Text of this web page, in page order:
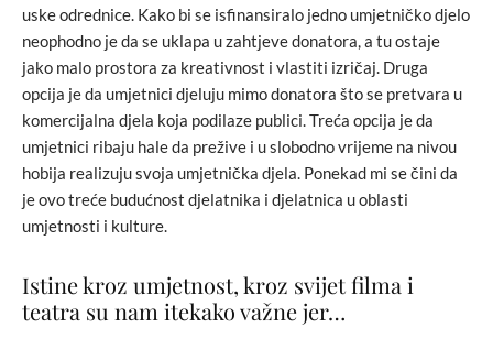
uske odrednice. Kako bi se isfinansiralo jedno umjetničko djelo
neophodno je da se uklapa u zahtjeve donatora, a tu ostaje
jako malo prostora za kreativnost i vlastiti izričaj. Druga
opcija je da umjetnici djeluju mimo donatora što se pretvara u
komercijalna djela koja podilaze publici. Treća opcija je da
umjetnici ribaju hale da prežive i u slobodno vrijeme na nivou
hobija realizuju svoja umjetnička djela. Ponekad mi se čini da
je ovo treće budućnost djelatnika i djelatnica u oblasti
umjetnosti i kulture.
Istine kroz umjetnost, kroz svijet filma i
teatra su nam itekako važne jer…